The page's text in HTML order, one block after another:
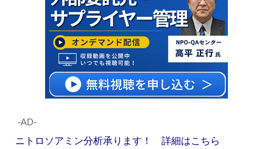
‐AD‐
ニトロソアミン分析承ります！ 詳細はこちら